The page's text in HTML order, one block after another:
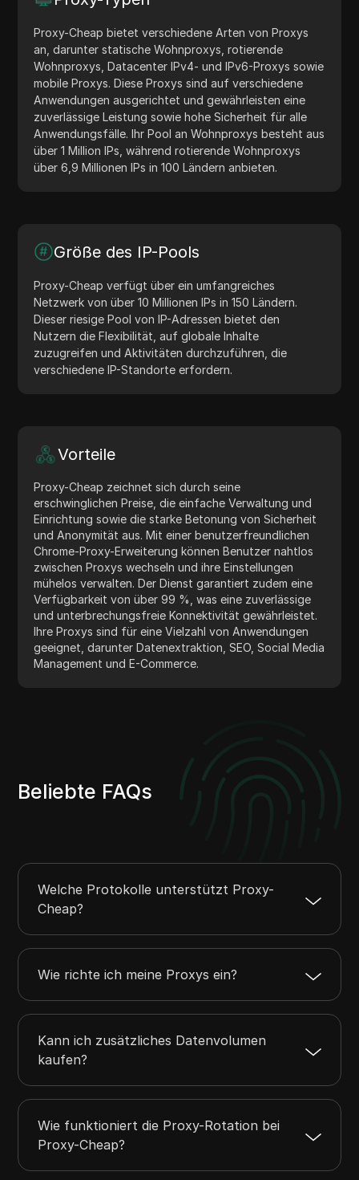
Proxy-Cheap bietet verschiedene Arten von Proxys
an, darunter statische Wohnproxys, rotierende
Wohnproxys, Datacenter IPv4- und IPv6-Proxys sowie
mobile Proxys. Diese Proxys sind auf verschiedene
Anwendungen ausgerichtet und gewährleisten eine
zuverlässige Leistung sowie hohe Sicherheit für alle
Anwendungsfälle. Ihr Pool an Wohnproxys besteht aus
über 1 Million IPs, während rotierende Wohnproxys
über 6,9 Millionen IPs in 100 Ländern anbieten.
Größe des IP-Pools
Proxy-Cheap verfügt über ein umfangreiches
Netzwerk von über 10 Millionen IPs in 150 Ländern.
Dieser riesige Pool von IP-Adressen bietet den
Nutzern die Flexibilität, auf globale Inhalte
zuzugreifen und Aktivitäten durchzuführen, die
verschiedene IP-Standorte erfordern.
Vorteile
Proxy-Cheap zeichnet sich durch seine
erschwinglichen Preise, die einfache Verwaltung und
Einrichtung sowie die starke Betonung von Sicherheit
und Anonymität aus. Mit einer benutzerfreundlichen
Chrome-Proxy-Erweiterung können Benutzer nahtlos
zwischen Proxys wechseln und ihre Einstellungen
mühelos verwalten. Der Dienst garantiert zudem eine
Verfügbarkeit von über 99 %, was eine zuverlässige
und unterbrechungsfreie Konnektivität gewährleistet.
Ihre Proxys sind für eine Vielzahl von Anwendungen
geeignet, darunter Datenextraktion, SEO, Social Media
Management und E-Commerce.
Beliebte FAQs
Welche Protokolle unterstützt Proxy-
Cheap?
Wie richte ich meine Proxys ein?
Kann ich zusätzliches Datenvolumen
kaufen?
Wie funktioniert die Proxy-Rotation bei
Proxy-Cheap?